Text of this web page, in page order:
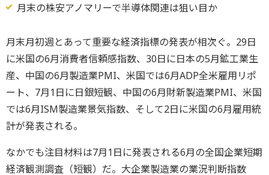
月末の株安アノマリーで半導体関連は狙い目か
月末月初週とあって重要な経済指標の発表が相次ぐ。29日
に米国の6月消費者信頼感指数、30日に日本の5月鉱工業生
産、中国の6月製造業PMI、米国では6月ADP全米雇用リポ
ート、7月1日に日銀短観、中国の6月財新製造業PMI、米国
では6月ISM製造業景気指数、そして2日に米国の6月雇用統
計が発表される。
なかでも注目材料は7月1日に発表される6月の全国企業短期
経済観測調査（短観）だ。大企業製造業の業況判断指数